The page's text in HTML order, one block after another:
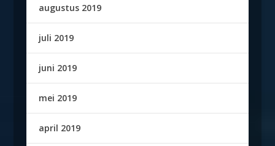
augustus 2019
juli 2019
juni 2019
mei 2019
april 2019